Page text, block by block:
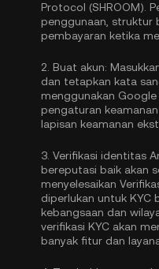
Protocol (SHROOM).
penggunaan, struktur
pembayaran ketika
2. Buat akun:
dan tetapkan kata
menggunakan
pengaturan
lapisan keamanan
3. Verifikasi identitas
bereputasi baik akan
menyelesaikan
diperlukan untuk KYC
kebangsaan dan
verifikasi KYC akan
banyak fitur dan